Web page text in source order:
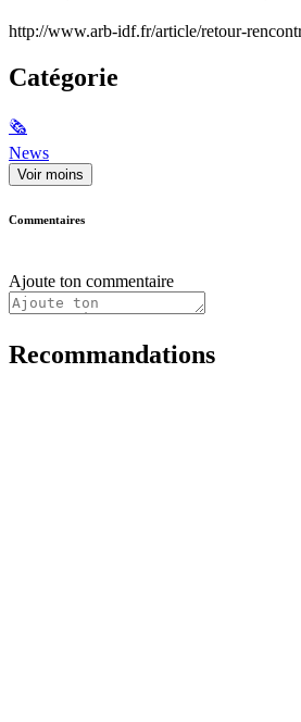
http://www.arb-idf.fr/article/retour-
Catégorie
🗞
News
Voir moins
Commentaires
Ajoute ton commentaire
Recommandations